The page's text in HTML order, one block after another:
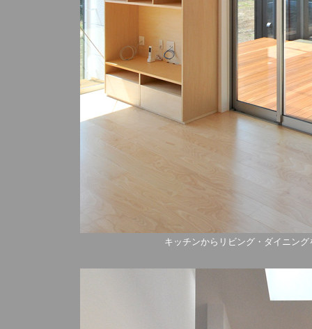
キッチンからリビング・ダイニン